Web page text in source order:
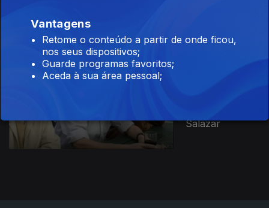
Salazar
Vantagens
Retome o conteúdo a partir de onde ficou,
nos seus dispositivos;
Guarde programas favoritos;
Aceda à sua área pessoal;